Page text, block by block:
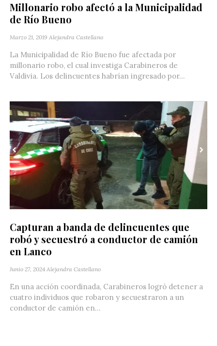
Millonario robo afectó a la Municipalidad
de Río Bueno
Marzo 21, 2019 Alejandra Castellano
La Municipalidad de Río Bueno fue afectada por
millonario robo, el cual investiga Carabineros de
Valdivia. Los delincuentes habrían ingresado por...
Capturan a banda de delincuentes que
robó y secuestró a conductor de camión
en Lanco
Junio 27, 2024 Alejandra Castellano
En una acción coordinada, Carabineros logró detener a
cuatro individuos que robaron y secuestraron a un
conductor de camión en...